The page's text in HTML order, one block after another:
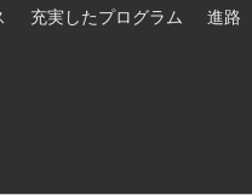
充実したプログラム 進路